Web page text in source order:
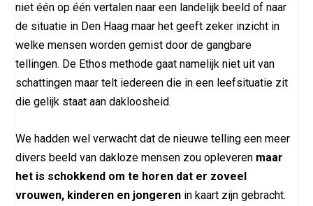
niet één op één vertalen naar een landelijk beeld of naar
de situatie in Den Haag maar het geeft zeker inzicht in
welke mensen worden gemist door de gangbare
tellingen. De Ethos methode gaat namelijk niet uit van
schattingen maar telt iedereen die in een leefsituatie zit
die gelijk staat aan dakloosheid.
We hadden wel verwacht dat de nieuwe telling een meer
divers beeld van dakloze mensen zou opleveren maar
het is schokkend om te horen dat er zoveel
vrouwen, kinderen en jongeren in kaart zijn gebracht.